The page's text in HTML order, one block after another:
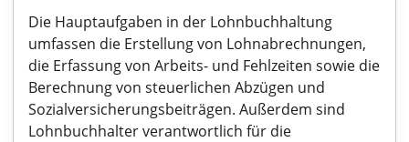
Die Hauptaufgaben in der Lohnbuchhaltung
umfassen die Erstellung von Lohnabrechnungen,
die Erfassung von Arbeits- und Fehlzeiten sowie die
Berechnung von steuerlichen Abzügen und
Sozialversicherungsbeiträgen. Außerdem sind
Lohnbuchhalter verantwortlich für die